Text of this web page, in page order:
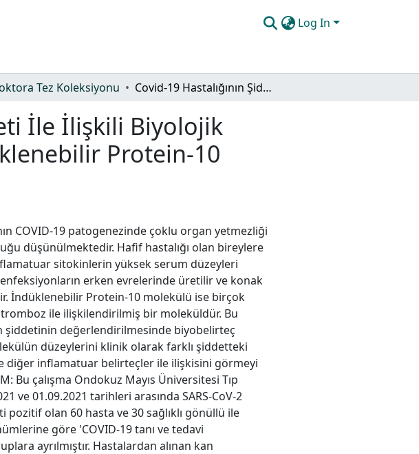
Log In
Tez Koleksiyonu Covid-19 Hastalığının Şiddeti İle İlişkili Biyolojik Belirteçler Olarak İnterlökin-18 ve İndüklenebilir Protein-10 Düzeylerinin Değerlendirilmesi
İle İlişkili Biyolojik
Protein-10
COVID-19 patogenezinde çoklu organ yetmezliği
düşünülmektedir. Hafif hastalığı olan bireylere
sitokinlerin yüksek serum düzeyleri
erken evrelerinde üretilir ve konak
İndüklenebilir Protein-10 molekülü ise birçok
ile ilişkilendirilmiş bir moleküldür. Bu
şiddetinin değerlendirilmesinde biyobelirteç
düzeylerini klinik olarak farklı şiddetteki
diğer inflamatuar belirteçler ile ilişkisini görmeyi
Bu çalışma Ondokuz Mayıs Üniversitesi Tıp
ve 01.09.2021 tarihleri arasında SARS-CoV-2
pozitif olan 60 hasta ve 30 sağlıklı gönüllü ile
göre 'COVID-19 tanı ve tedavi
ayrılmıştır. Hastalardan alınan kan